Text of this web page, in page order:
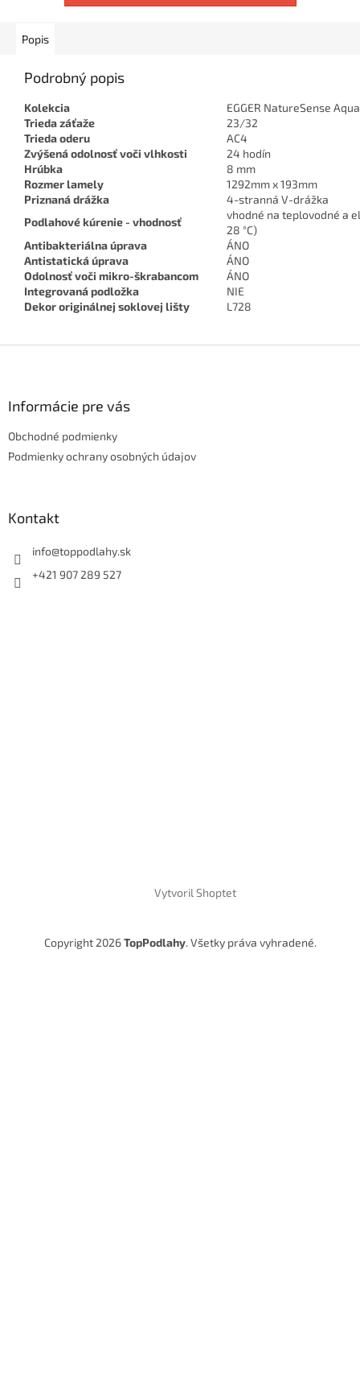
Popis
Podrobný popis
Kolekcia
EGGER NatureSense
Trieda záťaže
23/32
Trieda oderu
AC4
Zvýšená odolnosť voči vlhkosti
24 hodín
Hrúbka
8 mm
Rozmer lamely
1292mm x 193mm
Priznaná drážka
4-stranná V-drážka
Podlahové kúrenie - vhodnosť
vhodné na teplovodné a
28 °C)
Antibakteriálna úprava
ÁNO
Antistatická úprava
ÁNO
Odolnosť voči mikro-škrabancom
ÁNO
Integrovaná podložka
NIE
Dekor originálnej soklovej lišty
L728
Informácie pre vás
Obchodné podmienky
Podmienky ochrany osobných údajov
Kontakt
info@toppodlahy.sk
+421 907 289 527
Vytvoril Shoptet
Copyright 2026TopPodlahy. Všetky práva vyhradené.